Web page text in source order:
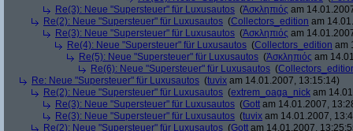
Re(3): Neue "Supersteuer" für Luxusautos (Ἀσκληπιός am
Re(2): Neue "Supersteuer" für Luxusautos (Collectors_edition am
Re(3): Neue "Supersteuer" für Luxusautos (Ἀσκληπιός am
Re(4): Neue "Supersteuer" für Luxusautos (Collectors_edition am
Re(5): Neue "Supersteuer" für Luxusautos (Ἀσκληπιός am
Re(6): Neue "Supersteuer" für Luxusautos (
Re: Neue "Supersteuer" für Luxusautos (tuvix am 14.01.2007, 13:15:14)
Re(2): Neue "Supersteuer" für Luxusautos (extrem_oaga_nick am
Re(3): Neue "Supersteuer" für Luxusautos (Gott am 14.01.2007,
Re(3): Neue "Supersteuer" für Luxusautos (tuvix am 14.01.2007,
Re(2): Neue "Supersteuer" für Luxusautos (Gott am 14.01.2007,